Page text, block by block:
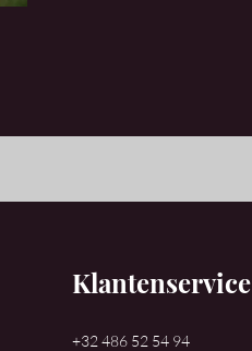
Klantenservice
+32 486 52 54 94